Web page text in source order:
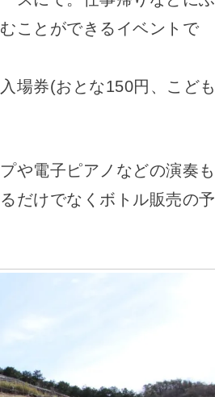
ことができるイベントで
場券(おとな150円、こども
や電子ピアノなどの演奏も
だけでなくボトル販売の予